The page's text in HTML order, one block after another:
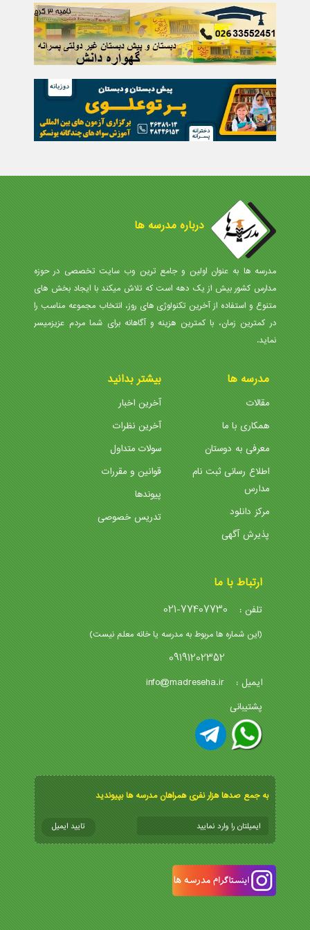
درباره مدرسه ها
مدرسه ها به عنوان اولین و جامع ترین وب سایت تخصصی در حوزه
مدارس کشور بیش از یک دهه است که تلاش میکند با ایجاد بخش های
متنوع و استفاده از آخرین تکنولوژی های روز، انتخاب مجموعه مناسب را
در کمترین زمان، با کمترین هزینه و آگاهانه برای شما مردم عزیزمیسر
نماید.
مدرسه ها
مقالات
همکاری با ما
معرفی به دوستان
اطلاع رسانی ثبت نام
مدارس
مرکز دانلود
پذیرش آگهی
بیشتر بدانید
آخرین اخبار
آخرین نظرات
سولات متداول
قوانین و مقررات
پیوندها
تدریس خصوصی
ارتباط با ما
تلفن : 021-77407730
(این شماره ها مربوط به مدرسه یا خانه معلم نیست)
09191202352
ایمیل : info@madreseha.ir
پشتیبانی
به جمع صدها هزار نفری همراهان مدرسه ها بپیوندید